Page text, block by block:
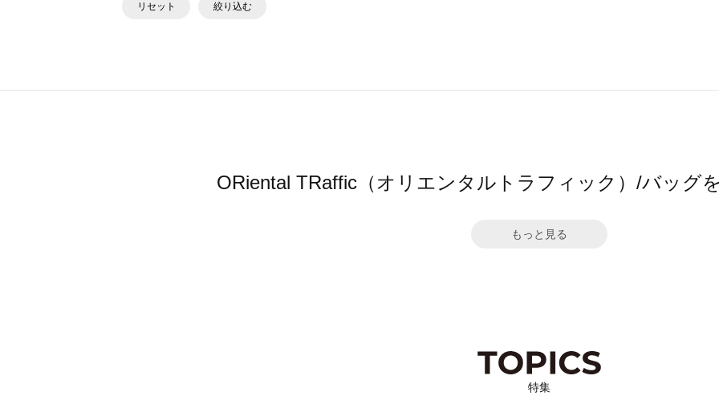
リセット 絞り込む
ORiental TRaffic（オリエンタルトラフィック）/バッグ
もっと見る
特集